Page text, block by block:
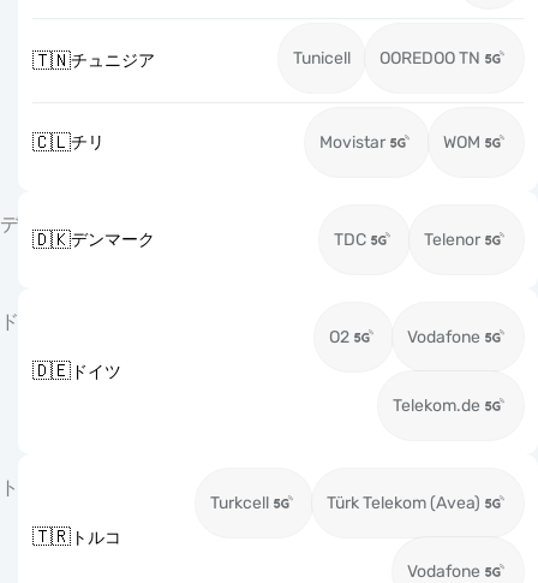
🇹🇳チュニジア Tunicell OOREDOO TN
🇨🇱チリ Movistar WOM
デ
🇩🇰デンマーク TDC Telenor
ド
🇩🇪ドイツ
O2 Vodafone
Telekom.de
ト
🇹🇷トルコ
Turkcell Türk Telekom (Avea)
Vodafone